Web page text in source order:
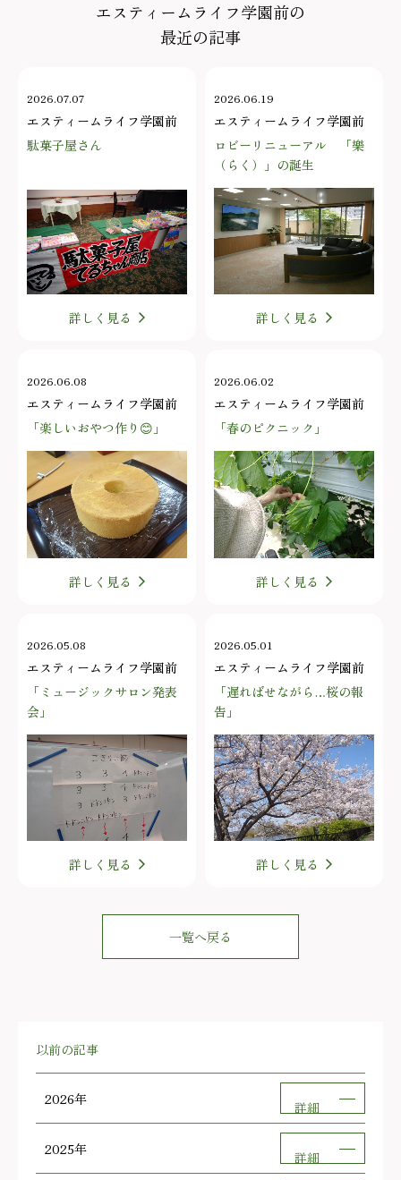
エスティームライフ学園前の
最近の記事
2026.07.07
エスティームライフ学園前
駄菓子屋さん
詳しく見る
2026.06.19
エスティームライフ学園前
ロビーリニューアル 「樂
（らく）」の誕生
詳しく見る
2026.06.08
エスティームライフ学園前
「楽しいおやつ作り😊」
詳しく見る
2026.06.02
エスティームライフ学園前
「春のピクニック」
詳しく見る
2026.05.08
エスティームライフ学園前
「ミュージックサロン発表
会」
詳しく見る
2026.05.01
エスティームライフ学園前
「遅ればせながら…桜の報
告」
詳しく見る
一覧へ戻る
以前の記事
2026年 詳細
2025年 詳細